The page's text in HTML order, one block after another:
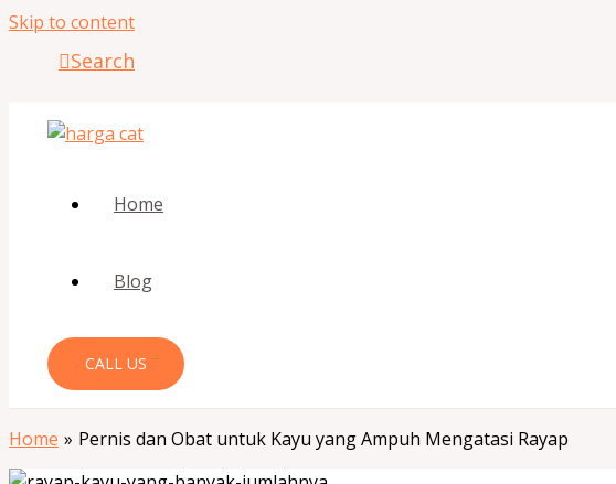
Skip to content
Search
Home
Blog
CALL US
Home Pernis dan Obat untuk Kayu yang Ampuh Mengatasi Rayap